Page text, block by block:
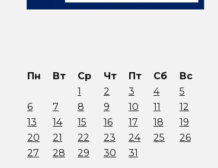
Пн Вт Ср Чт Пт Сб
Вс
1
2 3 4
5
6
7 8 9 10 11
12
13
14 15 16 17 18
19
20
21 22 23 24 25
26
27
28 29 30 31